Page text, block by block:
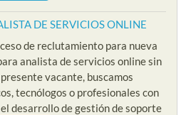
DE SERVICIOS ONLINE
de reclutamiento para nueva
analista de servicios online sin
vacante, buscamos
tecnólogos o profesionales con
desarrollo de gestión de soporte